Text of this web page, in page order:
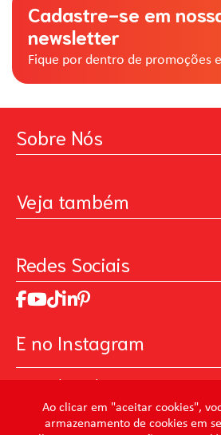
Ao clicar em "aceitar cookies",
armazenamento de cookies em
Cadastre-se em
newsletter
Fique por dentro de promoções
Sobre Nós
Contato
Trabalhe Conosco
Relatório de Sustentabilidade 2025
Código de ética
Acionistas
Prevenir Não Dói
Veja também
MasterChef
Art Of Love
Seja um distribuidor de Limpeza
Redes Sociais
E no Instagram
@mundocondor
@condorbeleza
@condorlimpeza